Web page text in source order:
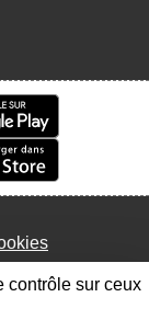
contrôle sur ceux